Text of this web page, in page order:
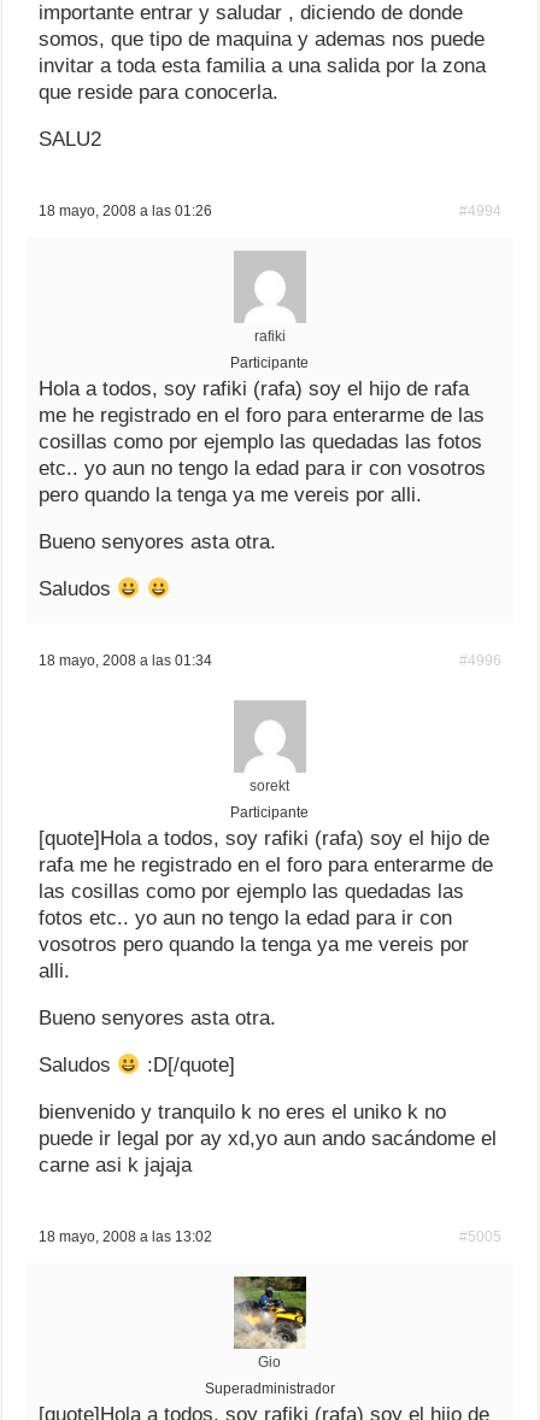
importante entrar y saludar , diciendo de donde
somos, que tipo de maquina y ademas nos puede
invitar a toda esta familia a una salida por la zona
que reside para conocerla.
SALU2
18 mayo, 2008 a las 01:26 #4994
rafiki
Participante
Hola a todos, soy rafiki (rafa) soy el hijo de rafa
me he registrado en el foro para enterarme de las
cosillas como por ejemplo las quedadas las fotos
etc.. yo aun no tengo la edad para ir con vosotros
pero quando la tenga ya me vereis por alli.
Bueno senyores asta otra.
Saludos
18 mayo, 2008 a las 01:34 #4996
sorekt
Participante
[quote]Hola a todos, soy rafiki (rafa) soy el hijo de
rafa me he registrado en el foro para enterarme de
las cosillas como por ejemplo las quedadas las
fotos etc.. yo aun no tengo la edad para ir con
vosotros pero quando la tenga ya me vereis por
alli.
Bueno senyores asta otra.
Saludos :D[/quote]
bienvenido y tranquilo k no eres el uniko k no
puede ir legal por ay xd,yo aun ando sacándome el
carne asi k jajaja
18 mayo, 2008 a las 13:02 #5005
Gio
Superadministrador
[quote]Hola a todos, soy rafiki (rafa) soy el hijo de